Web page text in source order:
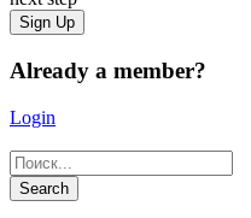
Already a member?
Login